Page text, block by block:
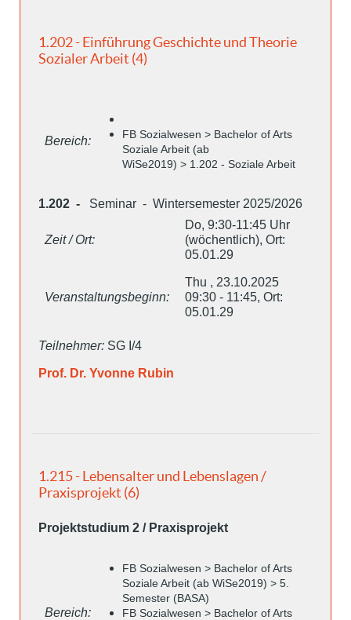
1.202 - Einführung Geschichte und Theorie
Sozialer Arbeit (4)
Bereich:
FB Sozialwesen > Bachelor of Arts
Soziale Arbeit (ab
WiSe2019) > 1.202 - Soziale Arbeit
1.202 - Seminar - Wintersemester 2025/2026
Zeit / Ort:
Do, 9:30-11:45 Uhr
(wöchentlich), Ort:
05.01.29
Veranstaltungsbeginn:
Thu , 23.10.2025
09:30 - 11:45, Ort:
05.01.29
Teilnehmer: SG I/4
Prof. Dr. Yvonne Rubin
1.215 - Lebensalter und Lebenslagen /
Praxisprojekt (6)
Projektstudium 2 / Praxisprojekt
Bereich:
FB Sozialwesen > Bachelor of Arts
Soziale Arbeit (ab WiSe2019) > 5.
Semester (BASA)
FB Sozialwesen > Bachelor of Arts